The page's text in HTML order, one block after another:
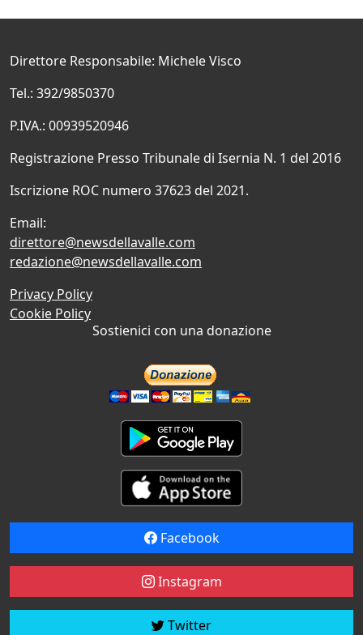
Direttore Responsabile: Michele Visco
Tel.: 392/9850370
P.IVA.: 00939520946
Registrazione Presso Tribunale di Isernia N. 1 del 2016
Iscrizione ROC numero 37623 del 2021.
Email:
direttore@newsdellavalle.com
redazione@newsdellavalle.com
Privacy Policy
Cookie Policy
Sostienici con una donazione
Facebook
Instagram
Twitter